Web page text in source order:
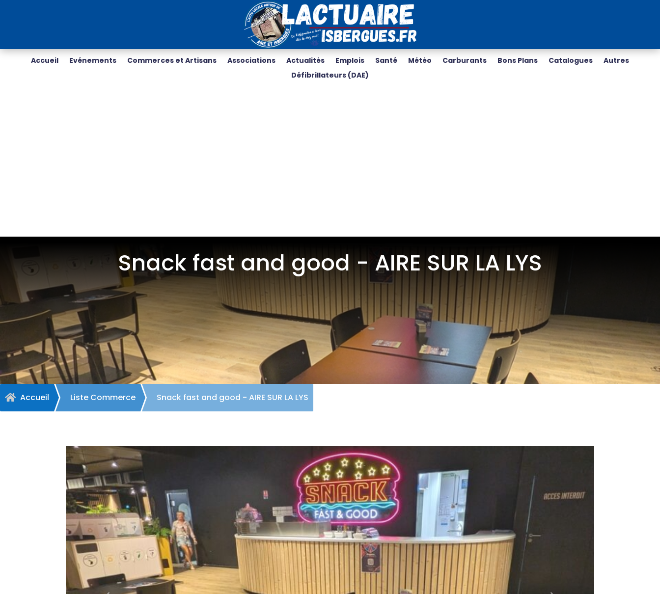
Accueil Evénements Commerces et Artisans Associations Actualités Emplois Santé Météo Carburants Bons Plans Catalogues
Autres
Défibrillateurs (DAE)
Snack fast and good - AIRE SUR LA LYS
 Accueil Liste Commerce Snack fast and good - AIRE SUR LA LYS